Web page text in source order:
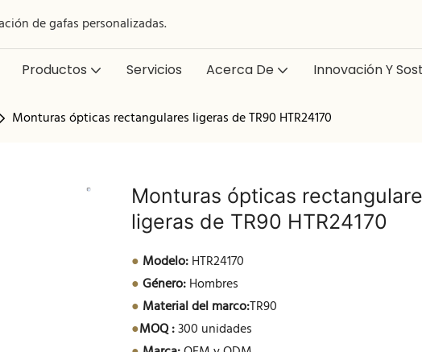
de gafas personalizadas.
Productos Servicios Acerca De Innovación Y
Monturas ópticas rectangulares ligeras de TR90 HTR24170
Monturas ópticas
ligeras de TR90 HTR24170
● Modelo:HTR24170
● Género:Hombres
● Material del marco:TR90
●MOQ :300 unidades